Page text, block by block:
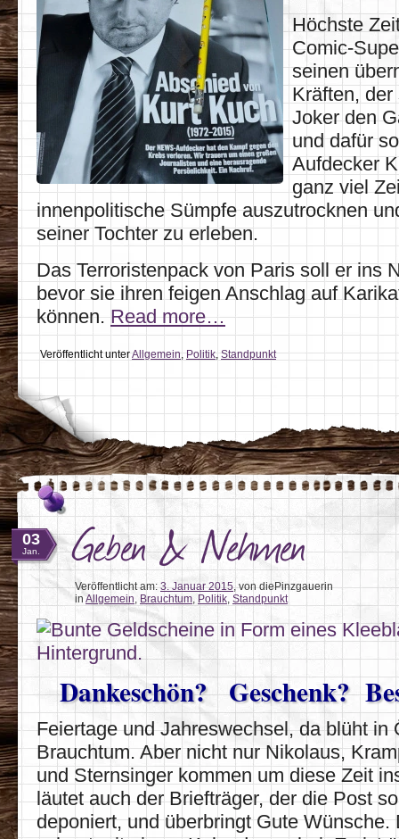
Höchste
Comic-
seinen
Kräften,
Joker den
und dafür
Aufdecker
ganz viel
innenpolitische Sümpfe auszutrocknen
seiner Tochter zu erleben.
Das Terroristenpack von Paris soll er ins
bevor sie ihren feigen Anschlag auf
können.Read more…
Veröffentlicht unterAllgemein,Politik,Standpunkt
03
Jan. Geben & Nehmen
Veröffentlicht am:3. Januar 2015,von diePinzgauerin
inAllgemein, Brauchtum, Politik, Standpunkt
Dankeschön? Geschenk?
Feiertage und Jahreswechsel, da blüht in
Brauchtum. Aber nicht nur Nikolaus,
und Sternsinger kommen um diese Zeit
läutet auch der Briefträger, der die Post
deponiert, und überbringt Gute Wünsche.